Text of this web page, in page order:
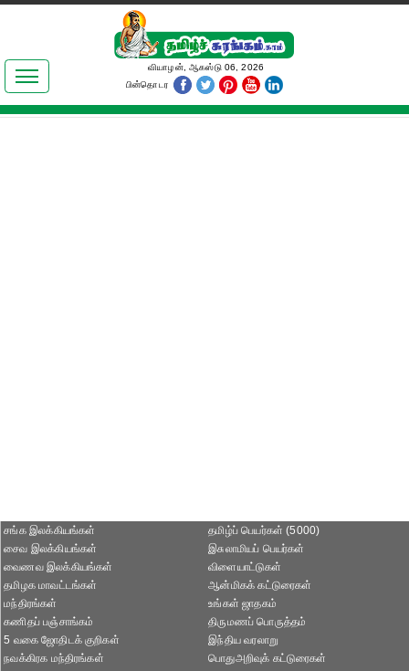
இலக்கியங்கள்
தமிழ் உலகம்
வியாழன், ஆகஸ்டு 06, 2026
பின்தொடர
சங்க இலக்கியங்கள்
சைவ இலக்கியங்கள்
வைணவ இலக்கியங்கள்
தமிழக மாவட்டங்கள்
தமிழ்ப் பெயர்கள் (5000)
இசுலாமியப் பெயர்கள்
விளையாட்டுகள்
ஆன்மிகக் கட்டுரைகள்
மந்திரங்கள்
கணிதப் பஞ்சாங்கம்
5 வகை ஜோதிடக் குறிகள்
நவக்கிரக மந்திரங்கள்
உங்கள் ஜாதகம்
திருமணப் பொருத்தம்
இந்திய வரலாறு
பொதுஅறிவுக் கட்டுரைகள்